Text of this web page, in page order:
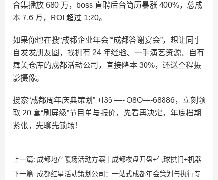
合集播放 680 万，boss 直聘后台简历暴涨 400%，总成
本 7.6 万，ROI 超过 1:20。
如果你也在搜“成都企业年会”“成都答谢宴会”，想让同事
自发发朋友圈，找拥有 24 年经验、一手演艺资源、自有
舞美仓库的成都活动公司，直接降本 30%，还送全程摄
影摄像。
搜索“成都周年庆典策划” +l36 —- O8O—-68886，立刻领
取 20 套“刷屏级”节目单与报价，先看再决定，年底档期
紧张，先聊先锁场！
上一篇: 成都地产暖场活动方案｜成都楼盘开盘+气球拱门+机器
人表演+P3 屏抽奖，人气爆棚秘籍
下一篇: 成都红星活动策划公司：一站式成都年会策划与执行专